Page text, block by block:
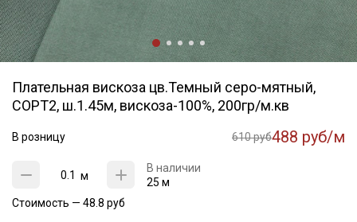
Плательная вискоза цв.Темный серо-мятный,
СОРТ2, ш.1.45м, вискоза-100%, 200гр/м.кв
В розницу 610 руб488 руб/м
м
В наличии
25 м
Стоимость — 48.8 руб